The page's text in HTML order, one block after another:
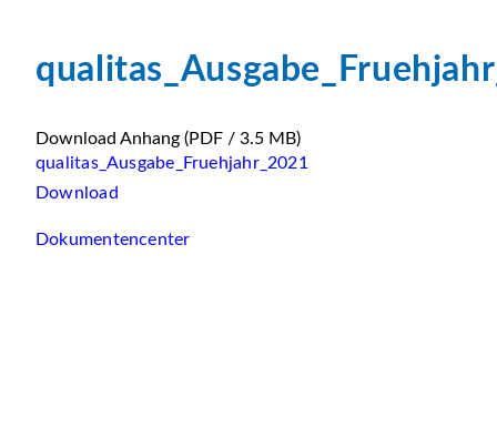
Download Anhang (PDF / 3.5 MB)
qualitas_Ausgabe_Fruehjahr_2021
Download
Dokumentencenter